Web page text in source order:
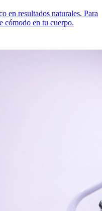
en resultados naturales. Para
cómodo en tu cuerpo.